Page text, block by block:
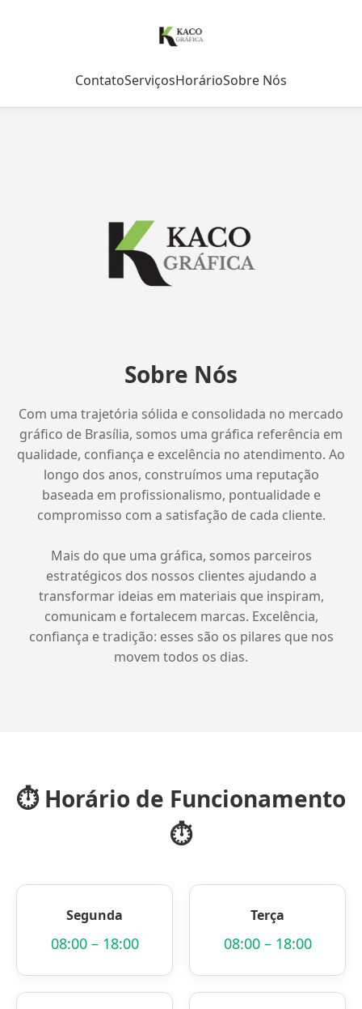
ContatoServiçosHorárioSobre Nós
Sobre Nós
Com uma trajetória sólida e consolidada no mercado
gráfico de Brasília, somos uma gráfica referência em
qualidade, confiança e excelência no atendimento. Ao
longo dos anos, construímos uma reputação
baseada em profissionalismo, pontualidade e
compromisso com a satisfação de cada cliente.
Mais do que uma gráfica, somos parceiros
estratégicos dos nossos clientes ajudando a
transformar ideias em materiais que inspiram,
comunicam e fortalecem marcas. Excelência,
confiança e tradição: esses são os pilares que nos
movem todos os dias.
⏱️Horário de Funcionamento
⏱️
Segunda
08:00 – 18:00
Terça
08:00 – 18:00